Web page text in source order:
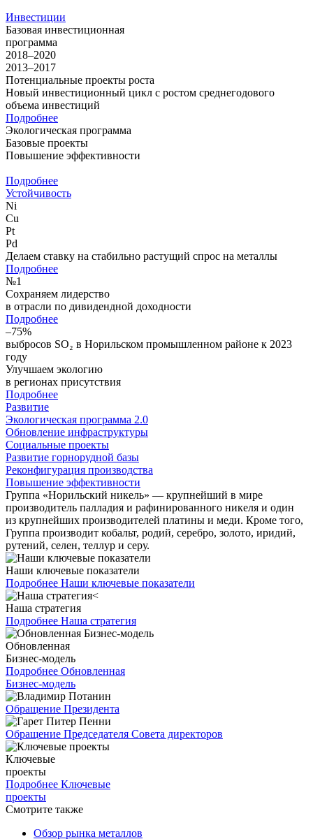
Инвестиции
Базовая инвестиционная
программа
2018–2020
2013–2017
Потенциальные проекты роста
Новый инвестиционный цикл с ростом среднегодового
объема инвестиций
Подробнее
Экологическая программа
Базовые проекты
Повышение эффективности
Подробнее
Устойчивость
Ni
Cu
Pt
Pd
Делаем ставку на стабильно растущий спрос на металлы
Подробнее
№1
Сохраняем лидерство
в отрасли по дивидендной доходности
Подробнее
–75%
выбросов SO₂ в Норильском промышленном районе к 2023
году
Улучшаем экологию
в регионах присутствия
Подробнее
Развитие
Экологическая программа 2.0
Обновление инфраструктуры
Социальные проекты
Развитие горнорудной базы
Реконфигурация производства
Повышение эффективности
Группа «Норильский никель» — крупнейший в мире
производитель палладия и рафинированного никеля и один
из крупнейших производителей платины и меди. Кроме того,
Группа производит кобальт, родий, серебро, золото, иридий,
рутений, селен, теллур и серу.
Наши ключевые показатели
Подробнее Наши ключевые показатели
Наша стратегия
Подробнее Наша стратегия
Обновленная
Бизнес-модель
Подробнее Обновленная
Бизнес-модель
Обращение Президента
Обращение Председателя Совета директоров
Ключевые
проекты
Подробнее Ключевые
проекты
Смотрите также
Обзор рынка металлов